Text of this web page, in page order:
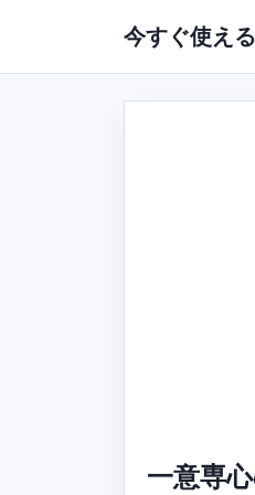
今すぐ使え
一意専